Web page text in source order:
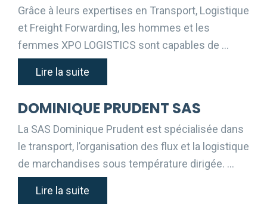
Grâce à leurs expertises en Transport, Logistique
et Freight Forwarding, les hommes et les
femmes XPO LOGISTICS sont capables de …
Lire la suite
DOMINIQUE PRUDENT SAS
La SAS Dominique Prudent est spécialisée dans
le transport, l’organisation des flux et la logistique
de marchandises sous température dirigée. …
Lire la suite